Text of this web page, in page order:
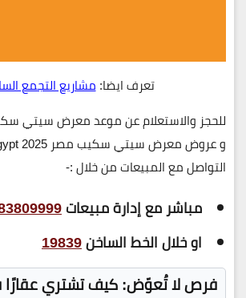
تعرف ايضا:مشاريع التجمع
التواصل مع المبيعات من خلال :-
مباشر مع إدارة مبيعات
او خلال الخط الساخن19839
فرص لا تُعوّض: كيف تشتري